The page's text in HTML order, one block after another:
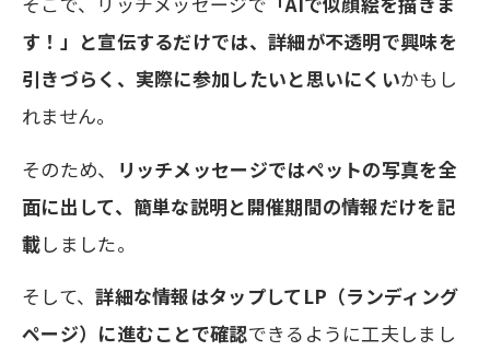
す！」と宣伝するだけでは、詳細が不透明で興味を
引きづらく、実際に参加したいと思いにくいかもし
れません。
そのため、
リッチメッセージではペットの写真を全
面に出して、簡単な説明と開催期間の情報だけを記
載しました。
そして、詳細な情報はタップしてLP（ランディング
ページ）に進むことで確認できるように工夫しまし